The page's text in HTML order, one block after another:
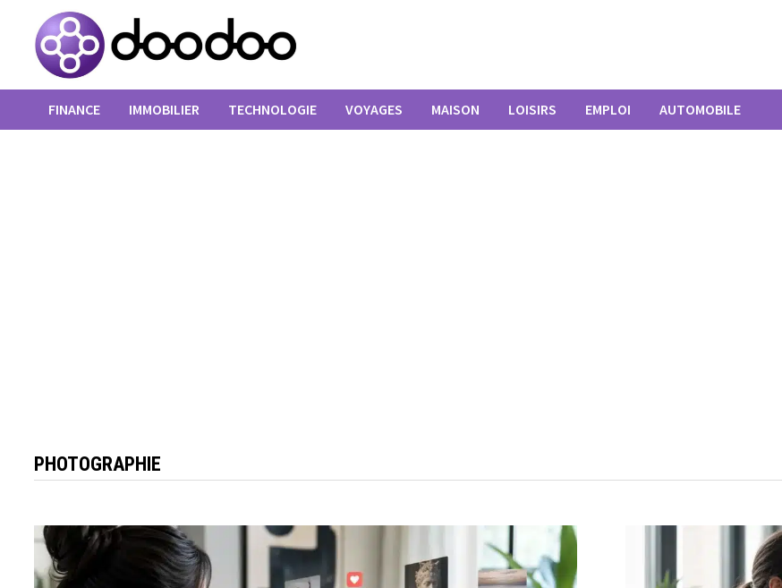
contenu
FINANCE IMMOBILIER TECHNOLOGIE VOYAGES MAISON LOISIRS EMPLOI AUTOMOBILE
PHOTOGRAPHIE